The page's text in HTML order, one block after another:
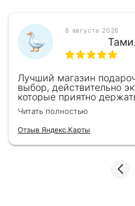
6 августа 2026
Лучший магазин
выбор, действительно
которые приятно
здесь уже второй раз
всегда всё безупречно
консультантами до
Однозначно рекомендую
Читать полностью
Отзыв Яндекс.Карты